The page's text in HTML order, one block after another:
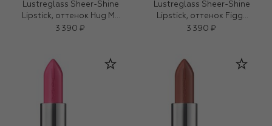
Lustreglass Sheer-Shine
Lipstick, оттенок Hug Me
(3,5g)
3 390 ₽
Lustreglass Sheer-Shine
Lipstick, оттенок Figgy
(3,5g)
3 390 ₽